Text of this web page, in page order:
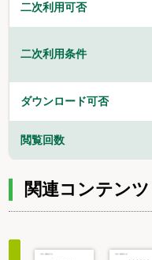
二次利用可否
二次利用条件
ダウンロード可否
閲覧回数
関連コンテンツ